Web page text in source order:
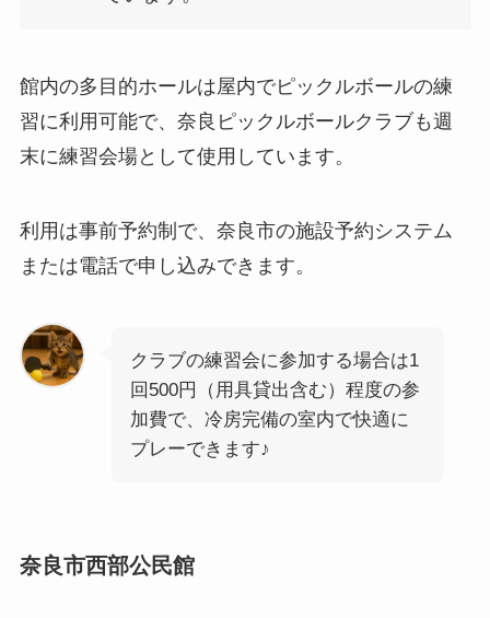
館内の多目的ホールは屋内でピックルボールの練
習に利用可能で、奈良ピックルボールクラブも週
末に練習会場として使用しています。
利用は事前予約制で、奈良市の施設予約システム
または電話で申し込みできます。
クラブの練習会に参加する場合は1
回500円（用具貸出含む）程度の参
加費で、冷房完備の室内で快適に
プレーできます♪
奈良市西部公民館